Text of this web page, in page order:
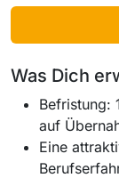
Was Dich
Befristung:
auf
Eine